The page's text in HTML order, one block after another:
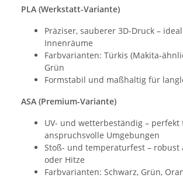
PLA (Werkstatt-Variante)
Präziser, sauberer 3D-Druck –
Innenräume
Farbvarianten: Türkis (Makita-
Grün
Formstabil und maßhaltig für
ASA (Premium-Variante)
UV- und wetterbeständig – perfekt
anspruchsvolle Umgebungen
Stoß- und temperaturfest – robust
oder Hitze
Farbvarianten: Schwarz, Grün,